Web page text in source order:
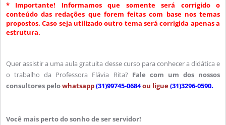
* Importante! Informamos que somente será corrigido o
conteúdo das redações que forem feitas com base nos temas
propostos. Caso seja utilizado outro tema será corrigida apenas a
estrutura.
Quer assistir a uma aula gratuita desse curso para conhecer a didática e
o trabalho da Professora Flávia Rita? Fale com um dos nossos
consultores pelowhatsapp(31)99745-0684ou ligue(31)3296-0590.
Você mais perto do sonho de ser servidor!